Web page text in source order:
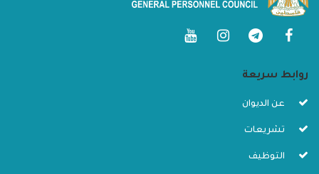
روابط سريعة
عن الديوان
تشريعات
التوظيف